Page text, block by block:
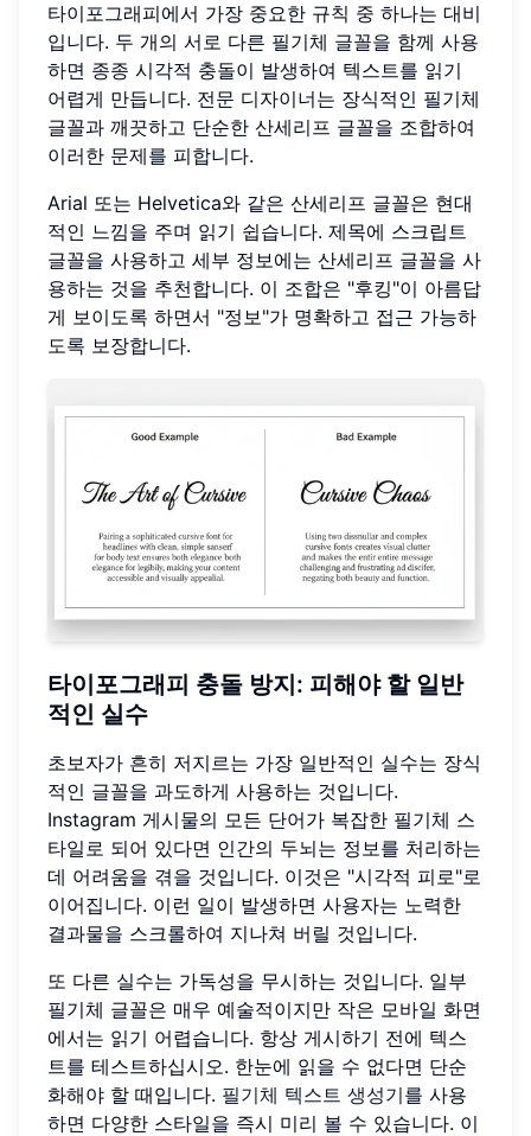
타이포그래피에서 가장 중요한 규칙 중 하나는 대비
입니다. 두 개의 서로 다른 필기체 글꼴을 함께 사용
하면 종종 시각적 충돌이 발생하여 텍스트를 읽기
어렵게 만듭니다. 전문 디자이너는 장식적인 필기체
글꼴과 깨끗하고 단순한 산세리프 글꼴을 조합하여
이러한 문제를 피합니다.
Arial 또는 Helvetica와 같은 산세리프 글꼴은 현대
적인 느낌을 주며 읽기 쉽습니다. 제목에 스크립트
글꼴을 사용하고 세부 정보에는 산세리프 글꼴을 사
용하는 것을 추천합니다. 이 조합은 "후킹"이 아름답
게 보이도록 하면서 "정보"가 명확하고 접근 가능하
도록 보장합니다.
타이포그래피 충돌 방지: 피해야 할 일반
적인 실수
초보자가 흔히 저지르는 가장 일반적인 실수는 장식
적인 글꼴을 과도하게 사용하는 것입니다.
Instagram 게시물의 모든 단어가 복잡한 필기체 스
타일로 되어 있다면 인간의 두뇌는 정보를 처리하는
데 어려움을 겪을 것입니다. 이것은 "시각적 피로"로
이어집니다. 이런 일이 발생하면 사용자는 노력한
결과물을 스크롤하여 지나쳐 버릴 것입니다.
또 다른 실수는 가독성을 무시하는 것입니다. 일부
필기체 글꼴은 매우 예술적이지만 작은 모바일 화면
에서는 읽기 어렵습니다. 항상 게시하기 전에 텍스
트를 테스트하십시오. 한눈에 읽을 수 없다면 단순
화해야 할 때입니다. 필기체 텍스트 생성기를 사용
하면 다양한 스타일을 즉시 미리 볼 수 있습니다. 이